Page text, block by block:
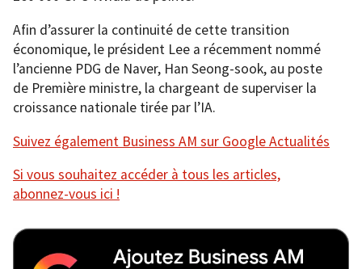
Afin d’assurer la continuité de cette transition
économique, le président Lee a récemment nommé
l’ancienne PDG de Naver, Han Seong-sook, au poste
de Première ministre, la chargeant de superviser la
croissance nationale tirée par l’IA.
Suivez également Business AM sur Google Actualités
Si vous souhaitez accéder à tous les articles,
abonnez-vous ici !